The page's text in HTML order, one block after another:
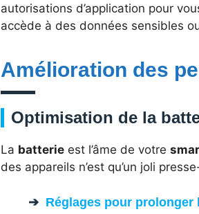
autorisations d’application pour
accède à des données sensibles
Amélioration des
Optimisation de la
La batterie est l’âme de votre
des appareils n’est qu’un joli
Réglages pour prolonger